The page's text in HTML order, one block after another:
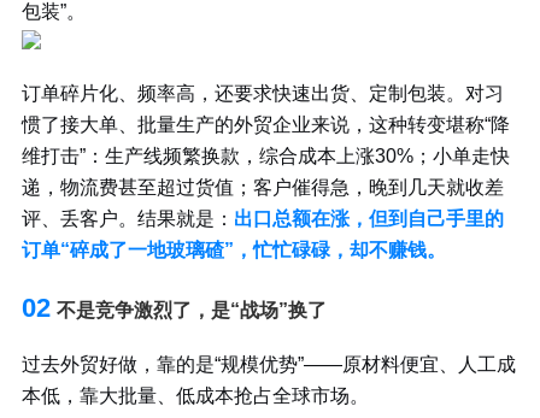
包装”。
订单碎片化、频率高，还要求快速出货、定制包装。对习
惯了接大单、批量生产的外贸企业来说，这种转变堪称“降
维打击”：生产线频繁换款，综合成本上涨30%；小单走快
递，物流费甚至超过货值；客户催得急，晚到几天就收差
评、丢客户。结果就是： 出口总额在涨，但到自己手里的
订单“碎成了一地玻璃碴”，忙忙碌碌，却不赚钱。
02 不是竞争激烈了，是“战场”换了
过去外贸好做，靠的是“规模优势”——原材料便宜、人工成
本低，靠大批量、低成本抢占全球市场。